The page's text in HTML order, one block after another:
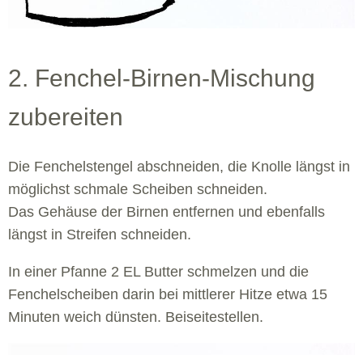
2. Fenchel-Birnen-Mischung
zubereiten
Die Fenchelstengel abschneiden, die Knolle längst in
möglichst schmale Scheiben schneiden.
Das Gehäuse der Birnen entfernen und ebenfalls
längst in Streifen schneiden.
In einer Pfanne 2 EL Butter schmelzen und die
Fenchelscheiben darin bei mittlerer Hitze etwa 15
Minuten weich dünsten. Beiseitestellen.